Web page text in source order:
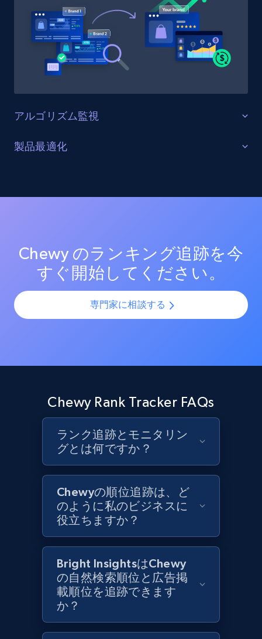
1.9K+ 322+ 今すぐ始める
price, Currency, Sold, and more.
1.6K+
and more.
1.3K+ 175+ 今すぐ始める
and more.
1.3K+ 175+ 今すぐ始める
Target - Discover products by category url
URL, Product id, Title, Product description,
Rating, Reviews count, Initial price, Discount,
and more.
1.3K+ 175+ 今すぐ始める
Target - Discover products by specified
UPC
アルゴリズム監視
アルゴリズム変更に最適化
ング戦略と新たなトレンドを分析し、競争の激しい市
製品最適化
課題に対処するため、複数のチャネルでターゲットキ
正確に追跡し、すべてのプラットフォームで一貫性と
正確性を保った可視性データを確保します。
Chewy のランキング追跡を今
すぐ開始してください。
専門家に相談する
Chewy Rank Tracker FAQs
ランク追跡とモニタリン
グとは何ですか？
Chewyの順位追跡は、ど
のように私のビジネスに
役立ちますか？
Bright InsightsはChewy
の自然検索順位と広告掲
載順位を追跡できます
か？